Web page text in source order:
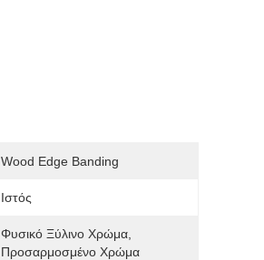
Wood Edge Banding
Ιστός
Φυσικό Ξύλινο Χρώμα,
Προσαρμοσμένο Χρώμα